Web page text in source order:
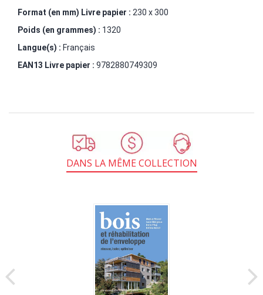
Format (en mm) Livre papier : 230 x 300
Poids (en grammes) : 1320
Langue(s) : Français
EAN13 Livre papier : 9782880749309
DANS LA MÊME COLLECTION